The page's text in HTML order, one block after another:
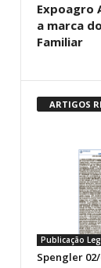
Expoagro
a marca
Familiar
ARTIGOS
Publicação
Spengler